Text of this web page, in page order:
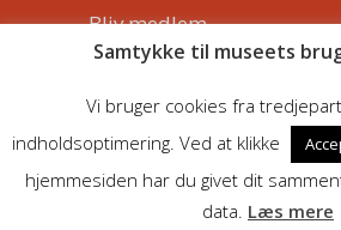
Bliv medlem
Om os
Samtykke til museets
Vi bruger cookies fra
indholdsoptimering. Ved at klikke
hjemmesiden har du givet dit
data. Læs mere